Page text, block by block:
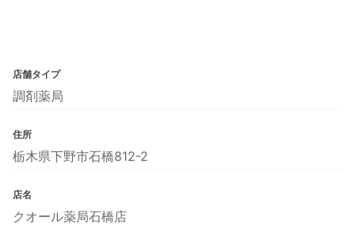
店舗タイプ
調剤薬局
住所
栃木県下野市石橋812-2
店名
クオール薬局石橋店